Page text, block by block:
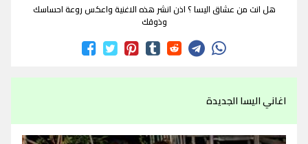
هل انت من عشاق اليسا ؟ اذن انشر هذه الاغنية واعكس روعة احساسك
وذوقك
اغاني اليسا الجديدة